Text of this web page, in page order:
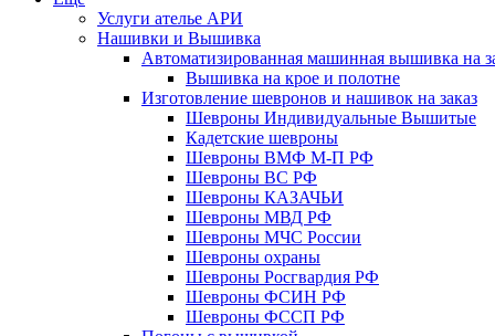
Услуги ателье АРИ
Нашивки и Вышивка
Автоматизированная машинная вышивка на
Вышивка на крое и полотне
Изготовление шевронов и нашивок на заказ
Шевроны Индивидуальные Вышитые
Кадетские шевроны
Шевроны ВМФ М-П РФ
Шевроны ВС РФ
Шевроны КАЗАЧЬИ
Шевроны МВД РФ
Шевроны МЧС России
Шевроны охраны
Шевроны Росгвардия РФ
Шевроны ФСИН РФ
Шевроны ФССП РФ